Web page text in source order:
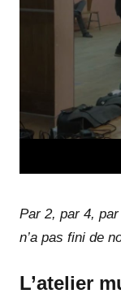
Par 2, par 4,
n’a pas fini de
L’atelier